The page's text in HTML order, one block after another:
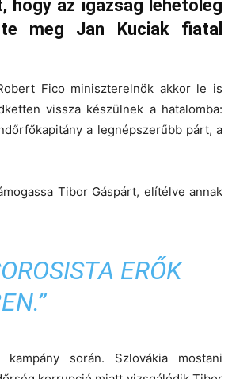
hogy az igazság lehetőleg
meg Jan Kuciak fiatal
Fico miniszterelnök akkor le is
vissza készülnek a hatalomba:
a legnépszerűbb párt, a
Tibor Gáspárt, elítélve annak
ERŐK
során. Szlovákia mostani